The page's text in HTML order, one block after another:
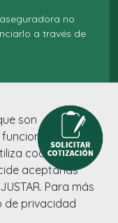
no
a través de
integrado por:
son
cookies de
aceptarlas
Para más
de privacidad